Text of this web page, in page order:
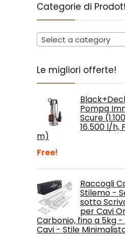
Categorie di
Select a category
Le migliori offerte!
Pompa
Scure
16.500 l/h,
m)
Free!
Raccogli
Stilemo -
sotto
per Cavi
Carbonio, fino a 5kg
Cavi - Stile